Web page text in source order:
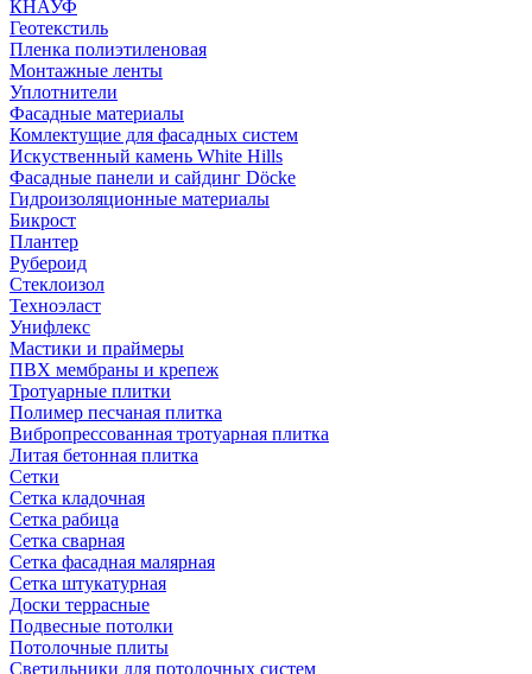
КНАУФ
Геотекстиль
Пленка полиэтиленовая
Монтажные ленты
Уплотнители
Фасадные материалы
Комлектущие для фасадных систем
Искуственный камень White Hills
Фасадные панели и сайдинг Döcke
Гидроизоляционные материалы
Бикрост
Плантер
Рубероид
Стеклоизол
Техноэласт
Унифлекс
Мастики и праймеры
ПВХ мембраны и крепеж
Тротуарные плитки
Полимер песчаная плитка
Вибропрессованная тротуарная плитка
Литая бетонная плитка
Сетки
Сетка кладочная
Сетка рабица
Сетка сварная
Сетка фасадная малярная
Сетка штукатурная
Доски террасные
Подвесные потолки
Потолочные плиты
Светильники для потолочных систем